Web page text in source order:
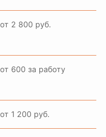
от 2 800 руб.
от 600 за работу
от 1 200 руб.